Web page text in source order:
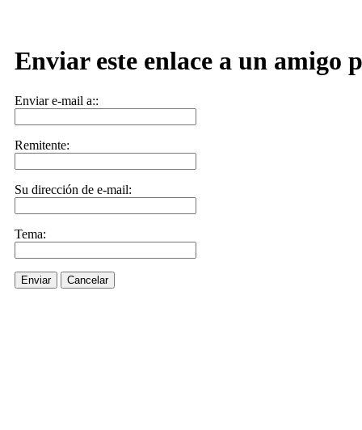
Enviar este enlace a un amigo
Enviar e-mail a::
Remitente:
Su dirección de e-mail:
Tema:
Enviar Cancelar